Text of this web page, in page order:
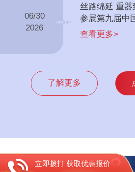
06/30
2026
丝路绵延 重
参展第九届中
查看更多>
了解更多
立即拨打 获取优惠报价